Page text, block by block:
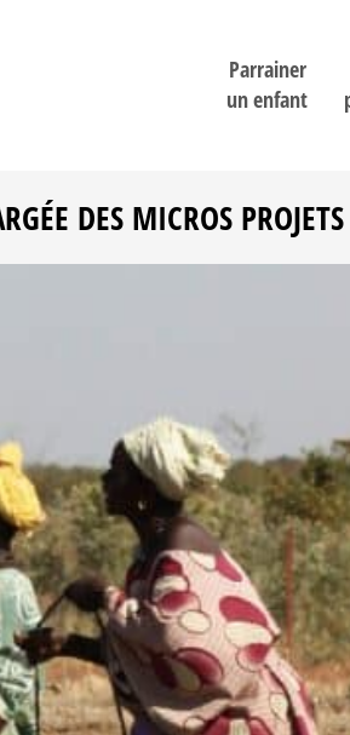
Parrainer
un enfant
DES MICROS